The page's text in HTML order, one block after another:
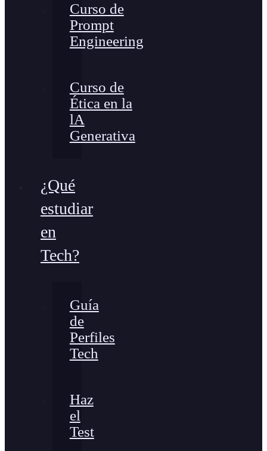
Curso de
Prompt
Engineering
Curso de
Ética en la
lA
Generativa
¿Qué
estudiar
en
Tech?
Guía
de
Perfiles
Tech
Haz
el
Test